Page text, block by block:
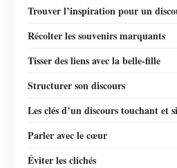
Trouver l’inspiration pour un
Récolter les souvenirs marquants
Tisser des liens avec la belle-fille
Structurer son discours
Les clés d’un discours touchant et
Parler avec le cœur
Éviter les clichés